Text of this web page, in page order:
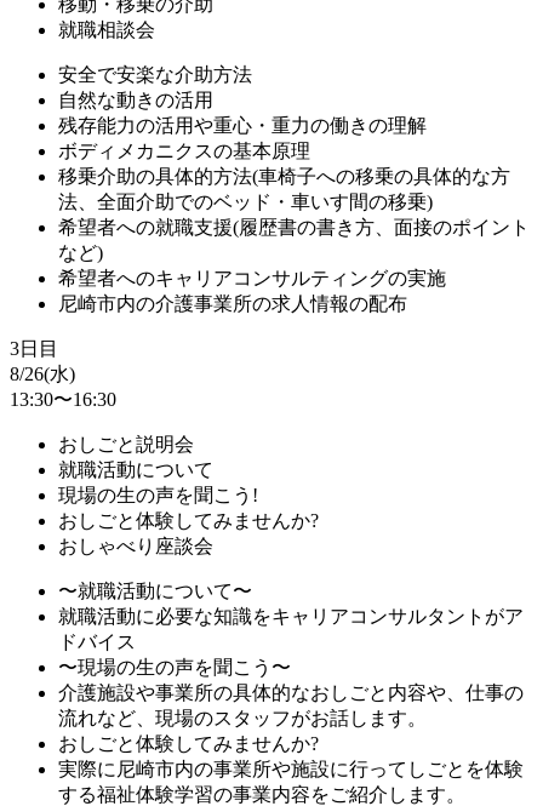
就職相談会
安全で安楽な介助方法
自然な動きの活用
残存能力の活用や重心・重力の働きの理解
ボディメカニクスの基本原理
移乗介助の具体的方法(車椅子への移乗の具体的な方
法、全面介助でのベッド・車いす間の移乗)
希望者への就職支援(履歴書の書き方、面接のポイント
など)
希望者へのキャリアコンサルティングの実施
尼崎市内の介護事業所の求人情報の配布
3日目
8/26(水)
13:30〜16:30
おしごと説明会
就職活動について
現場の生の声を聞こう!
おしごと体験してみませんか?
おしゃべり座談会
〜就職活動について〜
就職活動に必要な知識をキャリアコンサルタントがア
ドバイス
〜現場の生の声を聞こう〜
介護施設や事業所の具体的なおしごと内容や、仕事の
流れなど、現場のスタッフがお話します。
おしごと体験してみませんか?
実際に尼崎市内の事業所や施設に行ってしごとを体験
する福祉体験学習の事業内容をご紹介します。